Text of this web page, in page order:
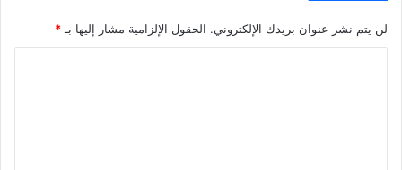
لن يتم نشر عنوان بريدك الإلكتروني. الحقول الإلزامية مشار إليها بـ*